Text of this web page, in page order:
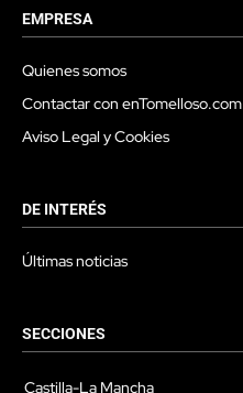
EMPRESA
Quienes somos
Contactar con enTomelloso.com
Aviso Legal y Cookies
DE INTERÉS
Últimas noticias
SECCIONES
Castilla-La Mancha